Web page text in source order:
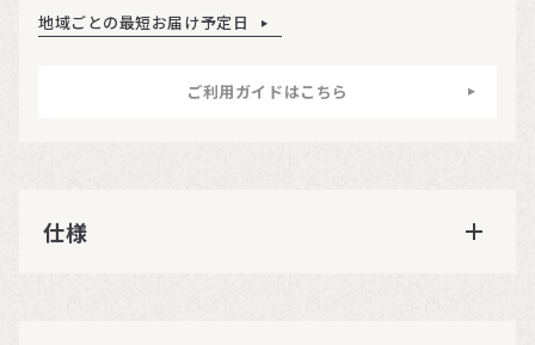
地域ごとの最短お届け予定日
ご利用ガイドはこちら
仕様